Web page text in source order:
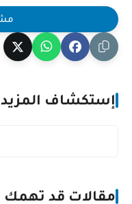
إستكشاف المزيد
مقالات قد تهمك